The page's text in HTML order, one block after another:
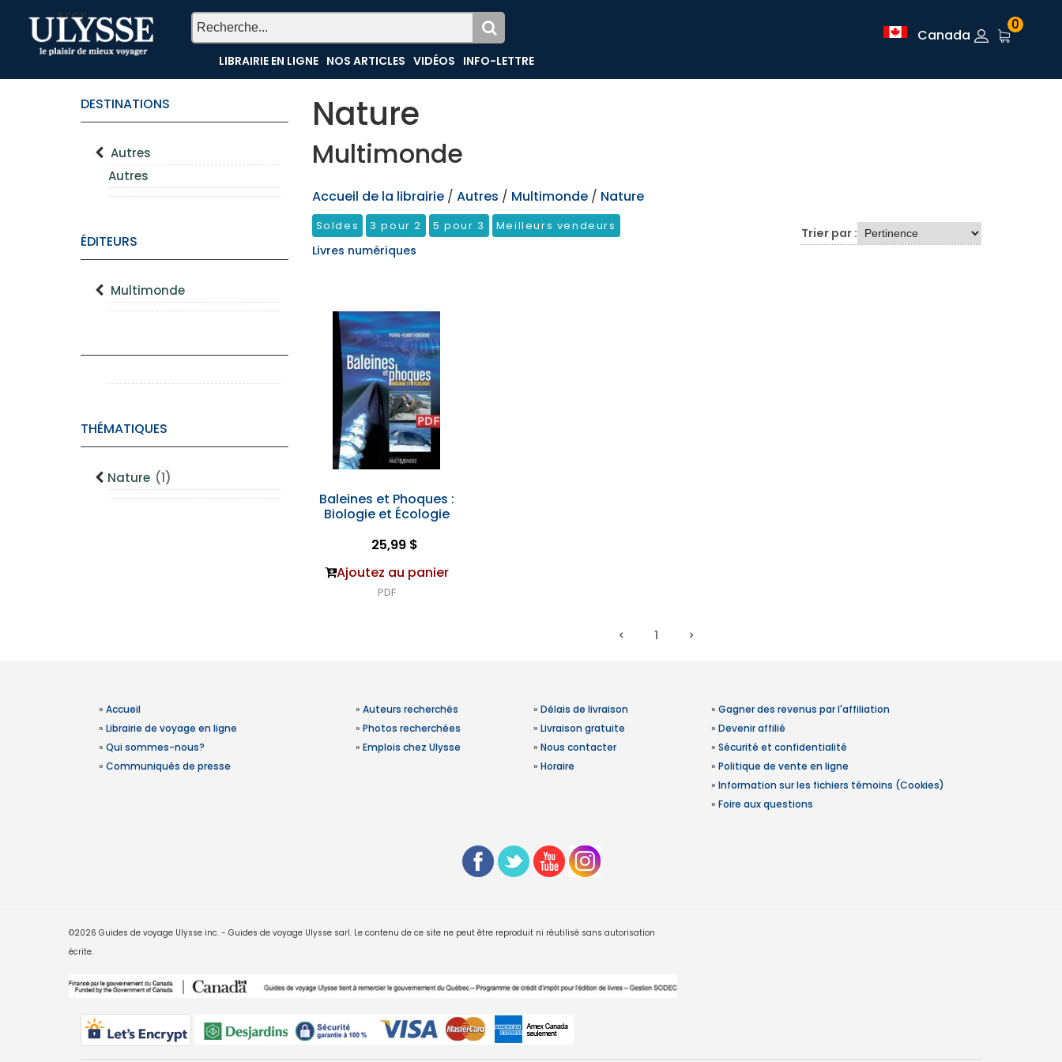
TEST
LIBRAIRIE EN LIGNE NOS ARTICLES VIDÉOS INFO-LETTRE
Canada
0
DESTINATIONS
Autres
Autres
ÉDITEURS
Multimonde
THÉMATIQUES
Nature (1)
Nature
Multimonde
Accueil de la librairie / Autres / Multimonde / Nature
Soldes 3 pour 2 5 pour 3 Meilleurs vendeurs
Livres numériques
Trier par :
Baleines et Phoques :
Biologie et Écologie
25,99 $
Ajoutez au panier
PDF
1
» Accueil
» Librairie de voyage en ligne
» Qui sommes-nous?
» Communiqués de presse
» Auteurs recherchés
» Photos recherchées
» Emplois chez Ulysse
» Délais de livraison
» Livraison gratuite
» Nous contacter
» Horaire
» Gagner des revenus par l'affiliation
» Devenir affilié
» Sécurité et confidentialité
» Politique de vente en ligne
» Information sur les fichiers témoins (Cookies)
» Foire aux questions
©2026 Guides de voyage Ulysse inc. - Guides de voyage Ulysse sarl. Le contenu de ce site ne peut être reproduit ni réutilisé sans autorisation
écrite.